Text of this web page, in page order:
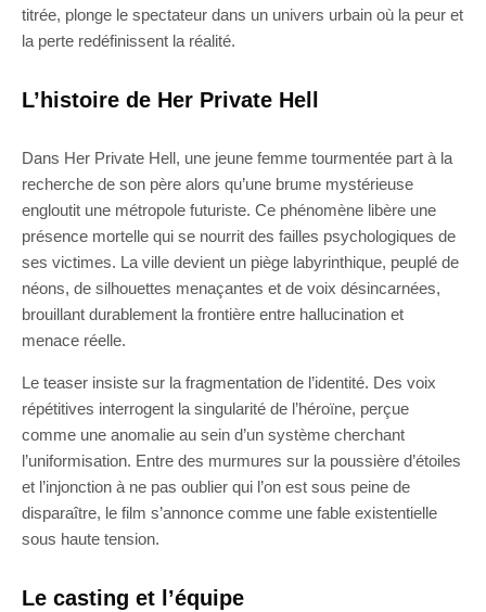
titrée, plonge le spectateur dans un univers urbain où la peur et
la perte redéfinissent la réalité.
L’histoire de Her Private Hell
Dans Her Private Hell, une jeune femme tourmentée part à la
recherche de son père alors qu’une brume mystérieuse
engloutit une métropole futuriste. Ce phénomène libère une
présence mortelle qui se nourrit des failles psychologiques de
ses victimes. La ville devient un piège labyrinthique, peuplé de
néons, de silhouettes menaçantes et de voix désincarnées,
brouillant durablement la frontière entre hallucination et
menace réelle.
Le teaser insiste sur la fragmentation de l’identité. Des voix
répétitives interrogent la singularité de l’héroïne, perçue
comme une anomalie au sein d’un système cherchant
l’uniformisation. Entre des murmures sur la poussière d’étoiles
et l’injonction à ne pas oublier qui l’on est sous peine de
disparaître, le film s’annonce comme une fable existentielle
sous haute tension.
Le casting et l’équipe